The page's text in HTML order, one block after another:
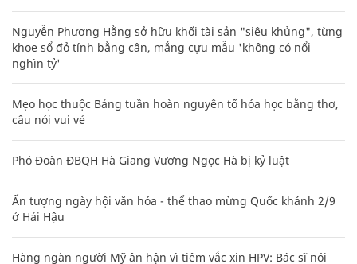
Nguyễn Phương Hằng sở hữu khối tài sản "siêu khủng", từng
khoe sổ đỏ tính bằng cân, mắng cựu mẫu 'không có nổi
nghìn tỷ'
Mẹo học thuộc Bảng tuần hoàn nguyên tố hóa học bằng thơ,
câu nói vui vẻ
Phó Đoàn ĐBQH Hà Giang Vương Ngọc Hà bị kỷ luật
Ấn tượng ngày hội văn hóa - thể thao mừng Quốc khánh 2/9
ở Hải Hậu
Hàng ngàn người Mỹ ân hận vì tiêm vắc xin HPV: Bác sĩ nói